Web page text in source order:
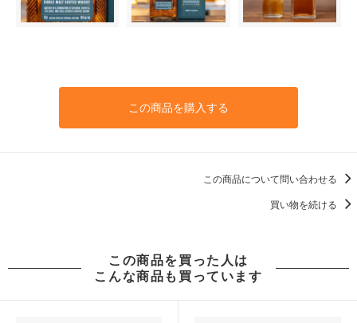
この商品を購入する
この商品について問い合わせる
買い物を続ける
この商品を買った人は
こんな商品も買っています